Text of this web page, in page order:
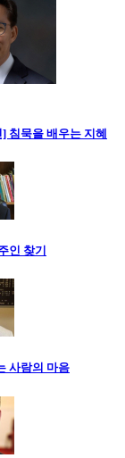
침묵을 배우는 지혜
인 찾기
사람의 마음